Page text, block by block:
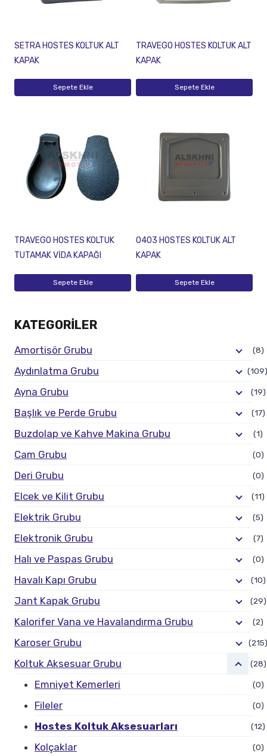
SETRA HOSTES KOLTUK ALT
KAPAK
Sepete Ekle
TRAVEGO HOSTES KOLTUK ALT
KAPAK
Sepete Ekle
TRAVEGO HOSTES KOLTUK
TUTAMAK VİDA KAPAĞI
Sepete Ekle
O403 HOSTES KOLTUK ALT
KAPAK
Sepete Ekle
KATEGORILER
Amortisör Grubu (8)
Aydınlatma Grubu (109)
Ayna Grubu (19)
Başlık ve Perde Grubu (17)
Buzdolap ve Kahve Makina Grubu (1)
Cam Grubu (0)
Deri Grubu (0)
Elcek ve Kilit Grubu (11)
Elektrik Grubu (5)
Elektronik Grubu (7)
Halı ve Paspas Grubu (0)
Havalı Kapı Grubu (10)
Jant Kapak Grubu (29)
Kalorifer Vana ve Havalandırma Grubu (2)
Karoser Grubu (215)
Koltuk Aksesuar Grubu (28)
Emniyet Kemerleri (0)
Fileler (0)
Hostes Koltuk Aksesuarları (12)
Kolçaklar (0)